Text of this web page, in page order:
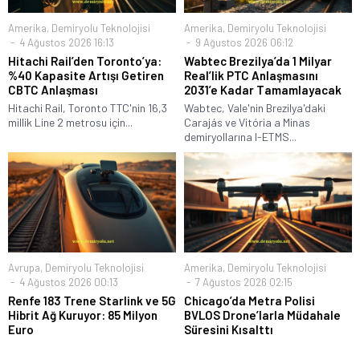
Amerika, Demiryolu Teknolojisi
4 Ağustos 2026 16:13
Hitachi Rail’den Toronto’ya:
%40 Kapasite Artışı Getiren
CBTC Anlaşması
Hitachi Rail, Toronto TTC'nin 16,3
millik Line 2 metrosu için...
Amerika, Demiryolu Teknolojisi
9 Ağustos 2026 06:12
Wabtec Brezilya’da 1 Milyar
Real’lik PTC Anlaşmasını
2031’e Kadar Tamamlayacak
Wabtec, Vale'nin Brezilya'daki
Carajás ve Vitória a Minas
demiryollarına I-ETMS...
Avrupa, Demiryolu Teknolojisi
4 Ağustos 2026 00:13
Renfe 183 Trene Starlink ve 5G
Hibrit Ağ Kuruyor: 85 Milyon
Euro
Amerika, Demiryolu Teknolojisi
7 Ağustos 2026 02:15
Chicago’da Metra Polisi
BVLOS Drone’larla Müdahale
Süresini Kısalttı